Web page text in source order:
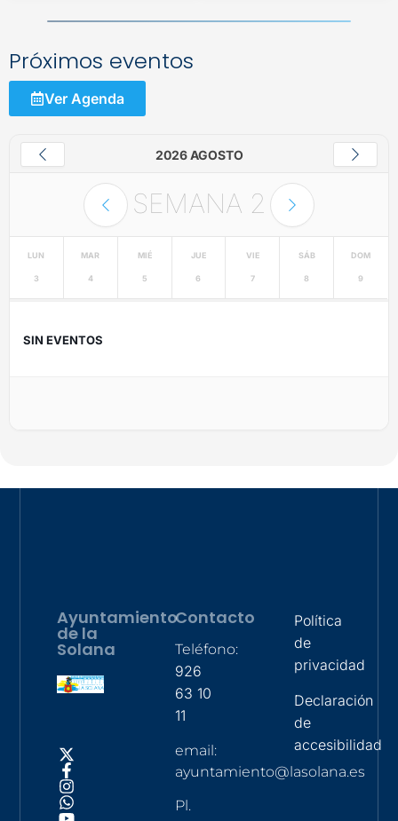
Próximos eventos
Ver Agenda
2026 AGOSTO
SEMANA 2
LUN
3
MAR
4
MIÉ
5
JUE
6
VIE
7
SÁB
8
DOM
9
SIN EVENTOS
Ayuntamiento
de la
Solana
Contacto
Teléfono:
926
63 10
11
email:
ayuntamiento@lasolana.es
Pl.
Política
de
privacidad
Declaración
de
accesibilidad